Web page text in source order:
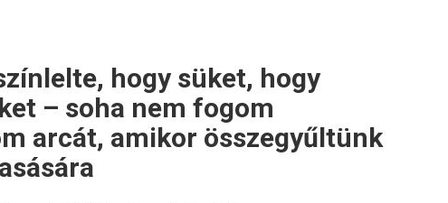
hogy süket, hogy
– soha nem fogom
arcát, amikor összegyűltünk